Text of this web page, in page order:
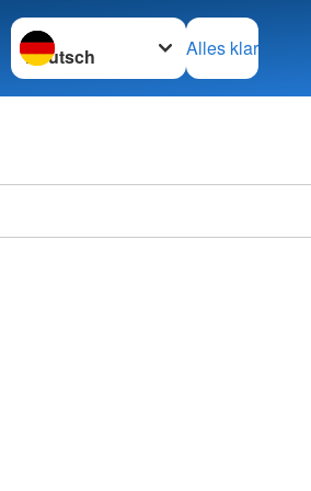
Sprache wechseln zu
Alles klar